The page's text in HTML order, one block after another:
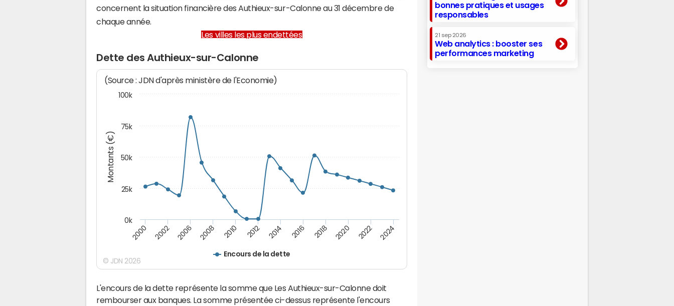
concernent la situation financière des Authieux-sur-Calonne au 31 décembre de
chaque année.
Les villes les plus endettées
Dette des Authieux-sur-Calonne
Montants (€)
(Source : JDN d'après ministère de l'Economie)
Encours de la dette
2000 2002 2006 2008 2010 2012 2014 2016 2018 2020 2022 2024
0k
25k
50k
75k
100k
© JDN 2026
L'encours de la dette représente la somme que Les Authieux-sur-Calonne doit
rembourser aux banques. La somme présentée ci-dessus représente l'encours
bonnes pratiques et usages
responsables
21 sep 2026
Web analytics : booster ses
performances marketing